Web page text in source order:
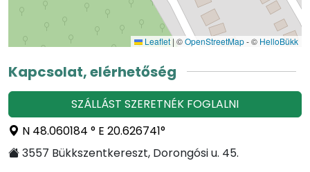
Leaflet | ©OpenStreetMap- © HelloBükk
Kapcsolat, elérhetőség
SZÁLLÁST SZERETNÉK FOGLALNI
N 48.060184 ° E 20.626741°
3557 Bükkszentkereszt, Dorongósi u. 45.